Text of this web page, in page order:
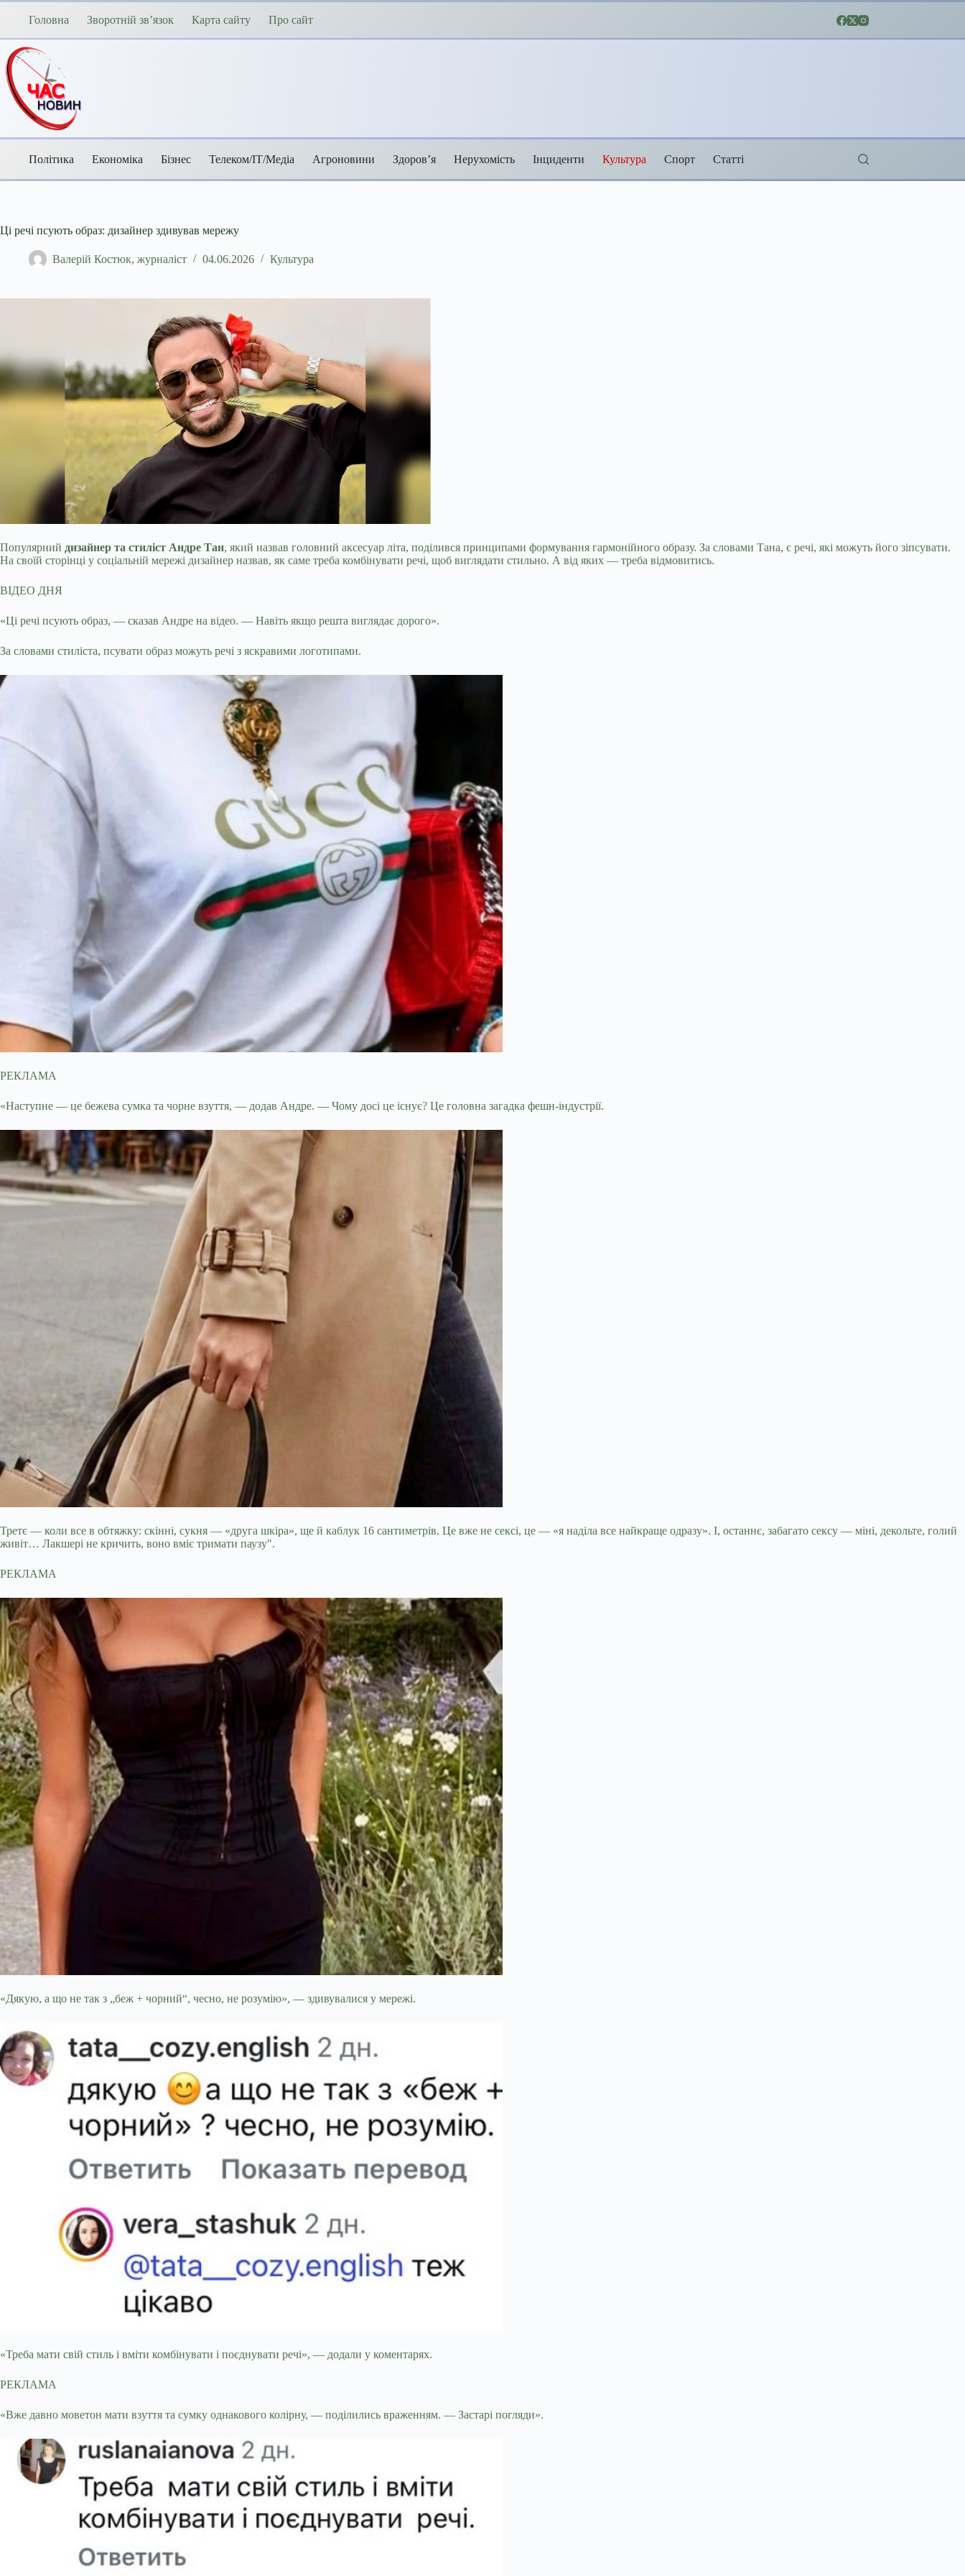
Перейти
Головна Зворотній зв’язок Карта сайту Про сайт
Політика Економіка Бізнес Телеком/ІТ/Медіа Агроновини Здоров’я Нерухомість Інциденти Культура Спорт Статті
Ці речі псують образ: дизайнер здивував мережу
Валерій Костюк, журналіст 04.06.2026 Культура
Популярний дизайнер та стиліст Андре Тан, який назвав головний аксесуар літа, поділився принципами формування гармонійного образу. За словами Тана, є речі, які можуть його зіпсувати.
На своїй сторінці у соціальній мережі дизайнер назвав, як саме треба комбінувати речі, щоб виглядати стильно. А від яких — треба відмовитись.
ВІДЕО ДНЯ
«Ці речі псують образ, — сказав Андре на відео. — Навіть якщо решта виглядає дорого».
За словами стиліста, псувати образ можуть речі з яскравими логотипами.
РЕКЛАМА
«Наступне — це бежева сумка та чорне взуття, — додав Андре. — Чому досі це існує? Це головна загадка фешн-індустрії.
Третє — коли все в обтяжку: скінні, сукня — «друга шкіра», ще й каблук 16 сантиметрів. Це вже не сексі, це — «я наділа все найкраще одразу». І, останнє, забагато сексу — міні, декольте, голий
живіт… Лакшері не кричить, воно вміє тримати паузу".
РЕКЛАМА
«Дякую, а що не так з „беж + чорний“, чесно, не розумію», — здивувалися у мережі.
«Треба мати свій стиль і вміти комбінувати і поєднувати речі», — додали у коментарях.
РЕКЛАМА
«Вже давно моветон мати взуття та сумку однакового колірну, — поділились враженням. — Застарі погляди».